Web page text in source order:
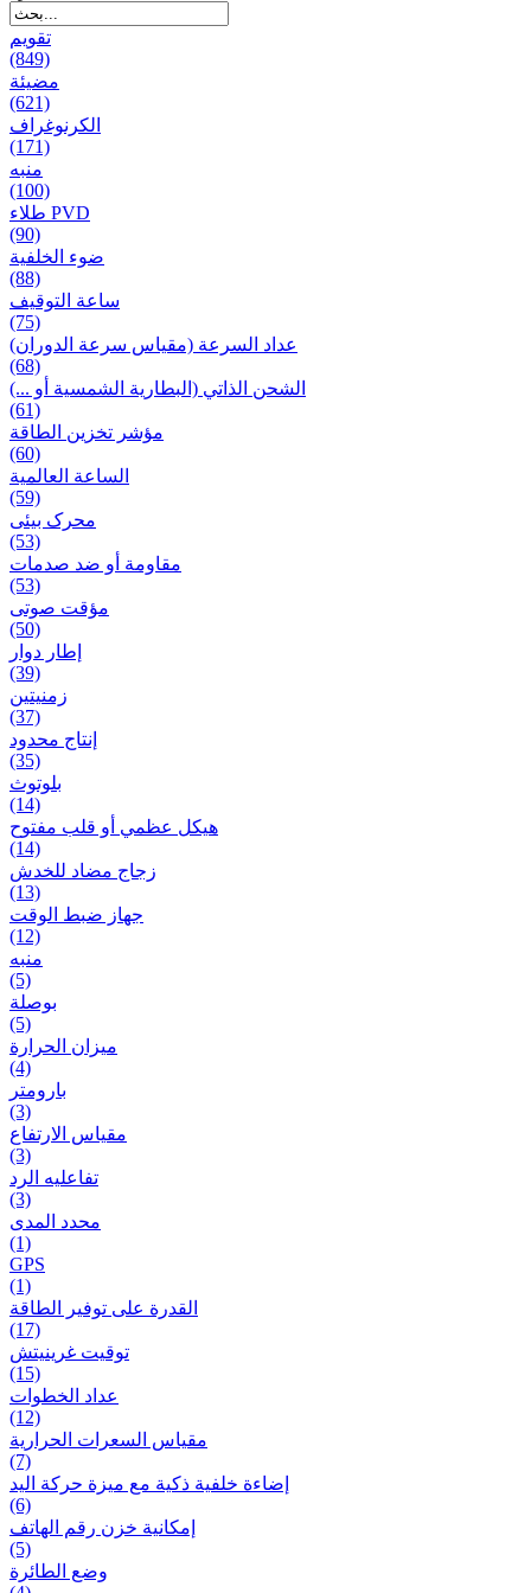
تقويم
(849)
مضيئة
(621)
الكرنوغراف
(171)
منبه
(100)
طلاء PVD
(90)
ضوء الخلفية
(88)
ساعة التوقيف
(75)
عداد السرعة (مقياس سرعة الدوران)
(68)
الشحن الذاتي (البطارية الشمسية أو ...)
(61)
مؤشر تخزين الطاقة
(60)
الساعة العالمية
(59)
محرک بیئی
(53)
مقاومة أو ضد صدمات
(53)
مؤقت صوتی
(50)
إطار دوار
(39)
زمنیتین
(37)
إنتاج محدود
(35)
بلوتوث
(14)
هيكل عظمي أو قلب مفتوح
(14)
زجاج مضاد للخدش
(13)
جهاز ضبط الوقت
(12)
منبه
(5)
بوصلة
(5)
ميزان الحرارة
(4)
بارومتر
(3)
مقياس الارتفاع
(3)
تفاعلیه الرد
(3)
محدد المدى
(1)
GPS
(1)
القدرة على توفير الطاقة
(17)
توقيت غرينيتش
(15)
عداد الخطوات
(12)
مقیاس السعرات الحرارية
(7)
إضاءة خلفية ذكية مع ميزة حرکة اليد
(6)
إمكانية خزن رقم الهاتف
(5)
وضع الطائرة